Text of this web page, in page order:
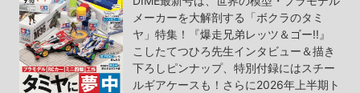
メーカーを大解剖する「ボクラのタミ
ヤ」特集！『爆走兄弟レッツ＆ゴー!!』
こしたてつひろ先生インタビュー＆描き
下ろしピンナップ、特別付録にはスチー
ルギアケースも！さらに2026年上半期ト